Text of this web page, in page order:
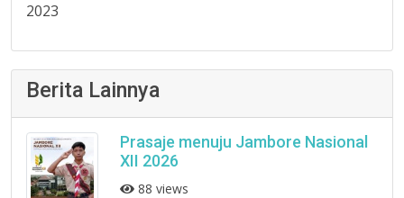
2023
Berita Lainnya
Prasaje menuju Jambore Nasional
XII 2026
88 views